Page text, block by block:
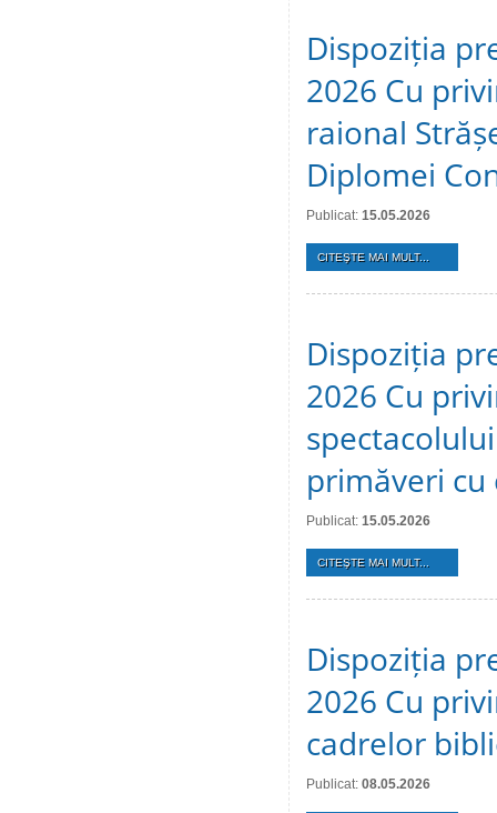
Dispoziția
2026 Cu
raional
Diplomei
Publicat: 15.05.2026
CITEŞTE MAI MULT...
Dispoziția
2026 Cu
spectacolului
primăveri cu
Publicat: 15.05.2026
CITEŞTE MAI MULT...
Dispoziția
2026 Cu
cadrelor
Publicat: 08.05.2026